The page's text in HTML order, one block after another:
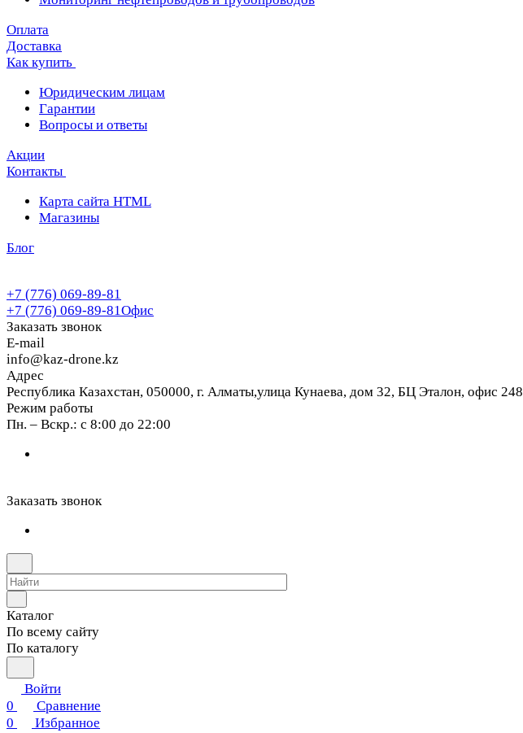
Оплата
Доставка
Как купить
Юридическим лицам
Гарантии
Вопросы и ответы
Акции
Контакты
Карта сайта HTML
Магазины
Блог
+7 (776) 069-89-81
+7 (776) 069-89-81Офис
Заказать звонок
E-mail
info@kaz-drone.kz
Адрес
Республика Казахстан, 050000, г. Алматы,улица Кунаева, дом 32, БЦ Эталон, офис 248
Режим работы
Пн. – Вскр.: с 8:00 до 22:00
Заказать звонок
Каталог
По всему сайту
По каталогу
Войти
0
Сравнение
0
Избранное